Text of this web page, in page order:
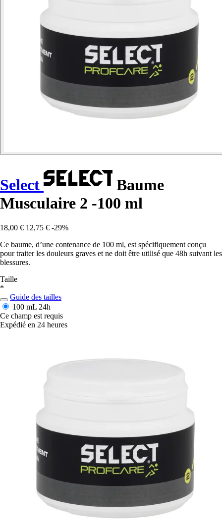
Select
Baume
Musculaire 2 -100 ml
18,00 € 12,75 € -29%
Ce baume, d’une contenance de 100 ml, est spécifiquement conçu
pour traiter les douleurs graves et ne doit être utilisé que 48h suivant les
blessures.
Taille
*
Guide des tailles
100 mL 24h
Ce champ est requis
Expédié en 24 heures